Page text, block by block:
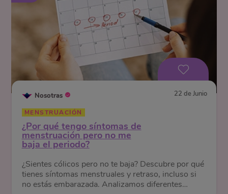
Nosotras 22 de Junio
MENSTRUACIÓN
¿Por qué tengo síntomas de
menstruación pero no me
baja el periodo?
¿Sientes cólicos pero no te baja? Descubre por qué
tienes síntomas menstruales y retraso, incluso si
no estás embarazada. Analizamos diferentes